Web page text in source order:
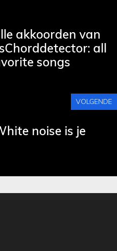
akkoorden van
all
songs
VOLGENDE
noise is je